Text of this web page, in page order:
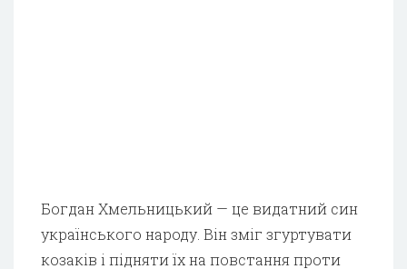
Богдан Хмельницький — це видатний син
українського народу. Він зміг згуртувати
козаків і підняти їх на повстання проти